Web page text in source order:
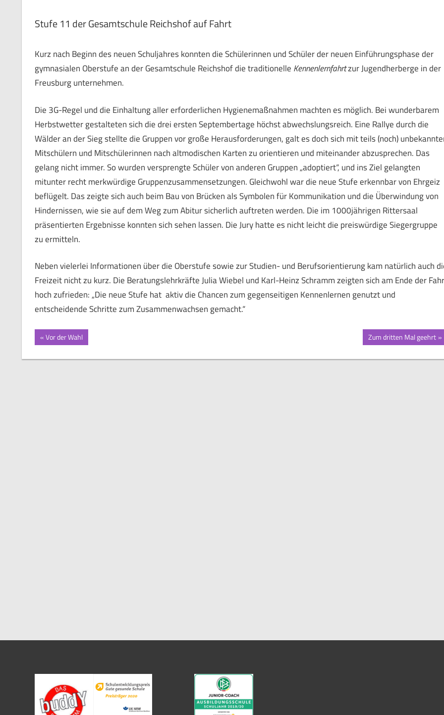
Stufe 11 der Gesamtschule Reichshof auf Fahrt
Kurz nach Beginn des neuen Schuljahres konnten die Schülerinnen und Schüler der neuen Einführungsphase der
gymnasialen Oberstufe an der Gesamtschule Reichshof die traditionelle Kennenlernfahrtzur Jugendherberge in der
Freusburg unternehmen.
Die 3G-Regel und die Einhaltung aller erforderlichen Hygienemaßnahmen machten es möglich. Bei wunderbarem
Herbstwetter gestalteten sich die drei ersten Septembertage höchst abwechslungsreich. Eine Rallye durch die
Wälder an der Sieg stellte die Gruppen vor große Herausforderungen, galt es doch sich mit teils (noch)
Mitschülern und Mitschülerinnen nach altmodischen Karten zu orientieren und miteinander abzusprechen. Das
gelang nicht immer. So wurden versprengte Schüler von anderen Gruppen „adoptiert“, und ins Ziel gelangten
mitunter recht merkwürdige Gruppenzusammensetzungen. Gleichwohl war die neue Stufe erkennbar von Ehrgeiz
beflügelt. Das zeigte sich auch beim Bau von Brücken als Symbolen für Kommunikation und die Überwindung von
Hindernissen, wie sie auf dem Weg zum Abitur sicherlich auftreten werden. Die im 1000jährigen Rittersaal
präsentierten Ergebnisse konnten sich sehen lassen. Die Jury hatte es nicht leicht die preiswürdige Siegergruppe
zu ermitteln.
Neben vielerlei Informationen über die Oberstufe sowie zur Studien- und Berufsorientierung kam natürlich auch
Freizeit nicht zu kurz. Die Beratungslehrkräfte Julia Wiebel und Karl-Heinz Schramm zeigten sich am Ende der
hoch zufrieden: „Die neue Stufe hat aktiv die Chancen zum gegenseitigen Kennenlernen genutzt und
entscheidende Schritte zum Zusammenwachsen gemacht.“
Beitragsnavigation
Vorheriger
Beitrag:
Vor der Wahl
Nächster
Beitrag:
Zum dritten Mal geehrt